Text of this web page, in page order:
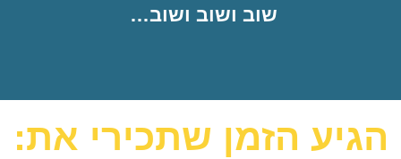
שוב ושוב ושוב…
הגיע הזמן שתכירי את: